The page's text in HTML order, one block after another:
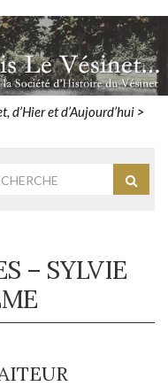
d’Hier et d’Aujourd’hui >
– SYLVIE